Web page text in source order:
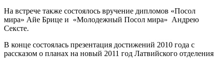
На встрече также состоялось вручение дипломов «Посол
мира» Айе Брице и «Молодежный Посол мира» Андрею
Сексте.
В конце состоялась презентация достижений 2010 года с
рассказом о планах на новый 2011 год Латвийского отделения